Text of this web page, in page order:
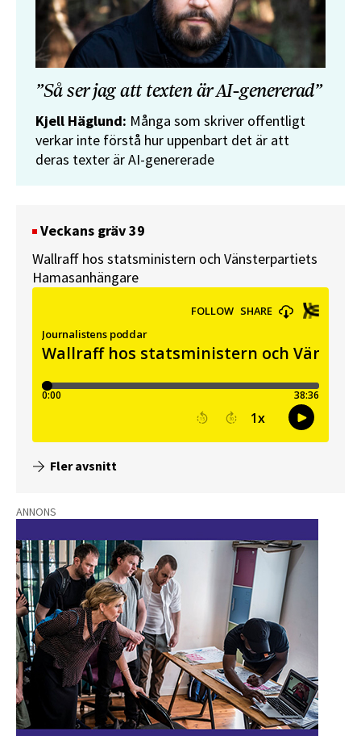
”Så ser jag att texten är AI-genererad”
Kjell Häglund: Många som skriver offentligt
verkar inte förstå hur uppenbart det är att
deras texter är AI-genererade
Veckans gräv 39
Wallraff hos statsministern och Vänsterpartiets
Hamasanhängare
Fler avsnitt
ANNONS